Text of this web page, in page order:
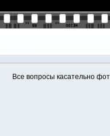
Все вопросы касательно